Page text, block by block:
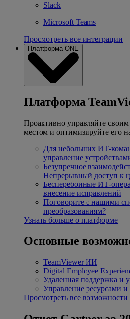
Slack
Microsoft Teams
Просмотреть все интеграции
Платформа ONE
Платформа
Проактивно управляйте
местом и оптимизируйте его
Для небольших ИТ-
управление
Безупречное
Непрерывный доступ к
Бесперебойные ИТ-
внесение исправлений
Поговорите с нашими
преобразованиям?
Узнать больше о платформе
Основные
TeamViewer ИИ
Digital Employee
Удаленная поддержка и
Управление ресурсами
Просмотреть все возможности